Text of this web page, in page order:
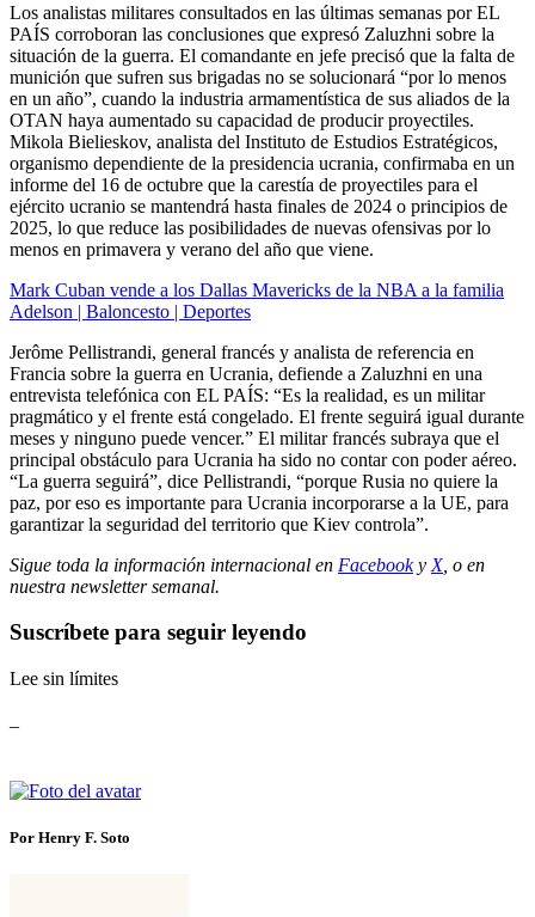
Los analistas militares consultados en las últimas semanas por EL
PAÍS corroboran las conclusiones que expresó Zaluzhni sobre la
situación de la guerra. El comandante en jefe precisó que la falta de
munición que sufren sus brigadas no se solucionará “por lo menos
en un año”, cuando la industria armamentística de sus aliados de la
OTAN haya aumentado su capacidad de producir proyectiles.
Mikola Bielieskov, analista del Instituto de Estudios Estratégicos,
organismo dependiente de la presidencia ucrania, confirmaba en un
informe del 16 de octubre que la carestía de proyectiles para el
ejército ucranio se mantendrá hasta finales de 2024 o principios de
2025, lo que reduce las posibilidades de nuevas ofensivas por lo
menos en primavera y verano del año que viene.
Mark Cuban vende a los Dallas Mavericks de la NBA a la familia
Adelson | Baloncesto | Deportes
Jerôme Pellistrandi, general francés y analista de referencia en
Francia sobre la guerra en Ucrania, defiende a Zaluzhni en una
entrevista telefónica con EL PAÍS: “Es la realidad, es un militar
pragmático y el frente está congelado. El frente seguirá igual durante
meses y ninguno puede vencer.” El militar francés subraya que el
principal obstáculo para Ucrania ha sido no contar con poder aéreo.
“La guerra seguirá”, dice Pellistrandi, “porque Rusia no quiere la
paz, por eso es importante para Ucrania incorporarse a la UE, para
garantizar la seguridad del territorio que Kiev controla”.
Sigue toda la información internacional en Facebooky X, o en
nuestra newsletter semanal.
Suscríbete para seguir leyendo
Lee sin límites
Por Henry F. Soto